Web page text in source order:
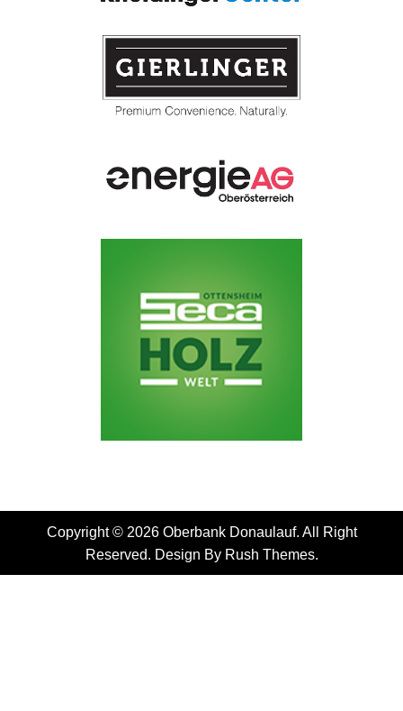
Copyright © 2026 Oberbank Donaulauf. All Right
Reserved. Design By Rush Themes.